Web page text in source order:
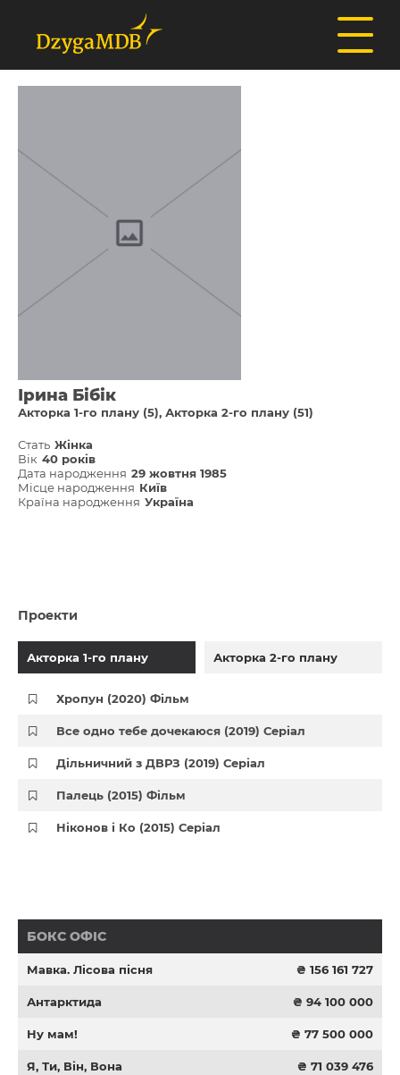
Ірина Бібік
Акторка 1-го плану (5) Акторка 2-го плану (51)
Стать Жінка
Вік 40 років
Дата народження 29 жовтня 1985
Місце народження Київ
Країна народження Україна
Проекти
Акторка 1-го плану Акторка 2-го плану
Хропун (2020) Фільм
Все одно тебе дочекаюся (2019) Серіал
Дільничний з ДВРЗ (2019) Серіал
Палець (2015) Фільм
Ніконов і Ко (2015) Серіал
БОКС ОФІС
Мавка. Лісова пісня ₴ 156 161 727
Антарктида ₴ 94 100 000
Ну мам! ₴ 77 500 000
Я, Ти, Він, Вона ₴ 71 039 476